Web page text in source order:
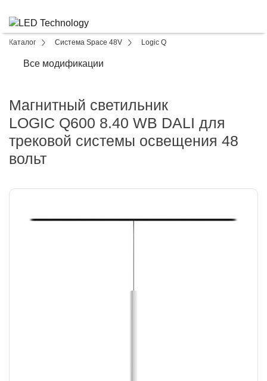
Каталог Система Space 48V Logic Q
Все модификации
Магнитный светильник
LOGIC Q600 8.40 WB DALI для
трековой системы освещения 48
вольт